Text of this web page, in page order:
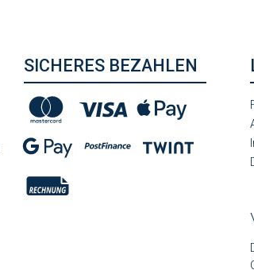
SICHERES BEZAHLEN